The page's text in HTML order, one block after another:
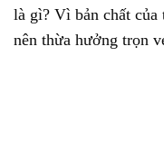
là gì? Vì bản chất của
nên thừa hưởng trọn